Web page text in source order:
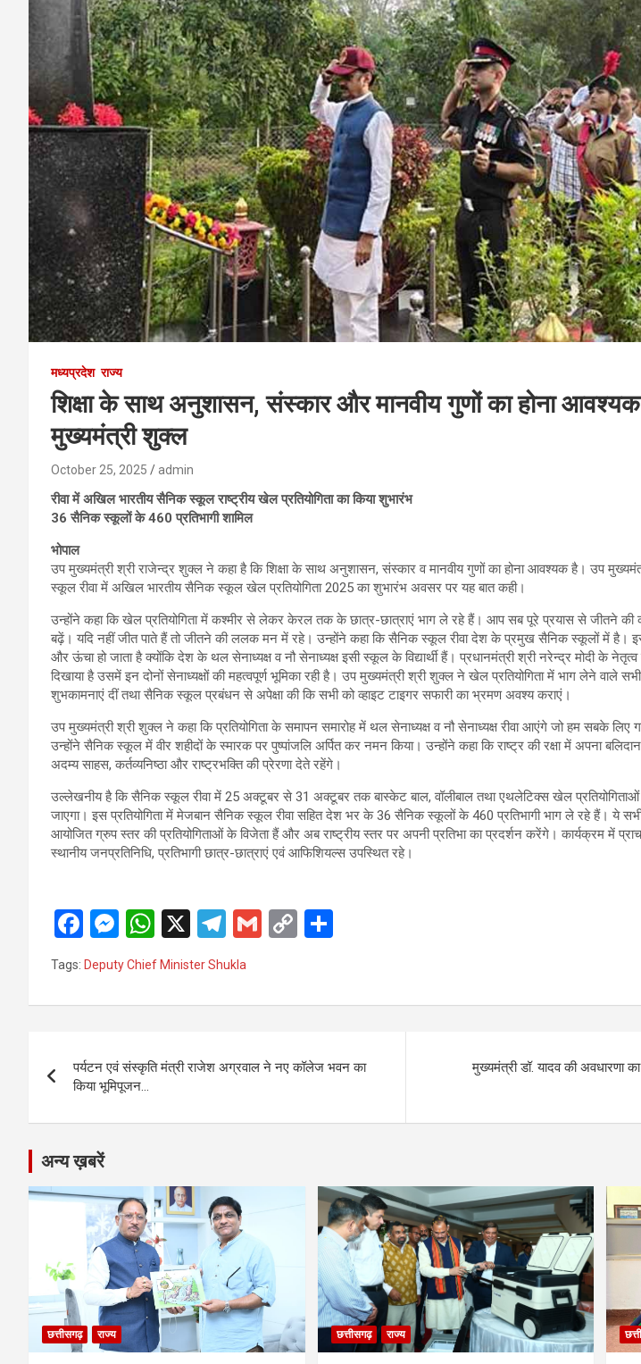
मध्यप्रदेश राज्य
शिक्षा के साथ अनुशासन, संस्कार और मानवीय गुणों का होना
मुख्यमंत्री शुक्ल
October 25, 2025 admin
रीवा में अखिल भारतीय सैनिक स्कूल राष्ट्रीय खेल प्रतियोगिता का किया शुभारंभ
36 सैनिक स्कूलों के 460 प्रतिभागी शामिल
भोपाल
उप मुख्यमंत्री श्री राजेन्द्र शुक्ल ने कहा है कि शिक्षा के साथ अनुशासन, संस्कार व मानवीय गुणों का होना आवश्यक है। उप
स्कूल रीवा में अखिल भारतीय सैनिक स्कूल खेल प्रतियोगिता 2025 का शुभारंभ अवसर पर यह बात कही।
उन्होंने कहा कि खेल प्रतियोगिता में कश्मीर से लेकर केरल तक के छात्र-छात्राएं भाग ले रहे हैं। आप सब पूरे प्रयास से जीतने
बढ़ें। यदि नहीं जीत पाते हैं तो जीतने की ललक मन में रहे। उन्होंने कहा कि सैनिक स्कूल रीवा देश के प्रमुख सैनिक स्कूलों में है।
और ऊंचा हो जाता है क्योंकि देश के थल सेनाध्यक्ष व नौ सेनाध्यक्ष इसी स्कूल के विद्यार्थी हैं। प्रधानमंत्री श्री नरेन्द्र मोदी के
दिखाया है उसमें इन दोनों सेनाध्यक्षों की महत्वपूर्ण भूमिका रही है। उप मुख्यमंत्री श्री शुक्ल ने खेल प्रतियोगिता में भाग लेने वाले सभी
शुभकामनाएं दीं तथा सैनिक स्कूल प्रबंधन से अपेक्षा की कि सभी को व्हाइट टाइगर सफारी का भ्रमण अवश्य कराएं।
उप मुख्यमंत्री श्री शुक्ल ने कहा कि प्रतियोगिता के समापन समारोह में थल सेनाध्यक्ष व नौ सेनाध्यक्ष रीवा आएंगे जो हम सबके लिए
उन्होंने सैनिक स्कूल में वीर शहीदों के स्मारक पर पुष्पांजलि अर्पित कर नमन किया। उन्होंने कहा कि राष्ट्र की रक्षा में अपना
अदम्य साहस, कर्तव्यनिष्ठा और राष्ट्रभक्ति की प्रेरणा देते रहेंगे।
उल्लेखनीय है कि सैनिक स्कूल रीवा में 25 अक्टूबर से 31 अक्टूबर तक बास्केट बाल, वॉलीबाल तथा एथलेटिक्स खेल
जाएगा। इस प्रतियोगिता में मेजबान सैनिक स्कूल रीवा सहित देश भर के 36 सैनिक स्कूलों के 460 प्रतिभागी भाग ले रहे हैं। ये सभी
आयोजित ग्रुप स्तर की प्रतियोगिताओं के विजेता हैं और अब राष्ट्रीय स्तर पर अपनी प्रतिभा का प्रदर्शन करेंगे। कार्यक्रम में
स्थानीय जनप्रतिनिधि, प्रतिभागी छात्र-छात्राएं एवं आफिशियल्स उपस्थित रहे।
F
a
ce
b
o
k
M
es
se
n
er
W
h
at
s
p
X
T
el
e
gr
m
G
C
Li
k
e
Tags: Deputy Chief Minister Shukla
navigation
पर्यटन एवं संस्कृति मंत्री राजेश अग्रवाल ने नए कॉलेज भवन का
किया भूमिपूजन…
मुख्यमंत्री डॉ. यादव की अवधारणा का
अन्य ख़बरें
छत्तीसगढ़ राज्य छत्तीसगढ़ राज्य